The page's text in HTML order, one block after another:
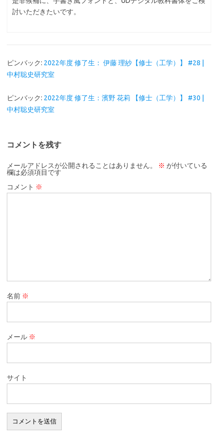
討いただきたいです。
ピンバック: 2022年度 修了生： 伊藤 理紗【修士（工学）】 #28 |
中村聡史研究室
ピンバック: 2022年度 修了生：濱野 花莉 【修士（工学）】 #30 |
中村聡史研究室
コメントを残す
メールアドレスが公開されることはありません。 ※ が付いている
欄は必須項目です
コメント ※
名前 ※
メール ※
サイト